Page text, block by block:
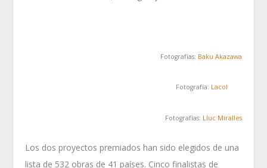
Fotografías: Baku Akazawa
Fotografía: Lacol
Fotografías: Lluc Miralles
Los dos proyectos premiados han sido elegidos de una
lista de 532 obras de 41 países. Cinco finalistas de